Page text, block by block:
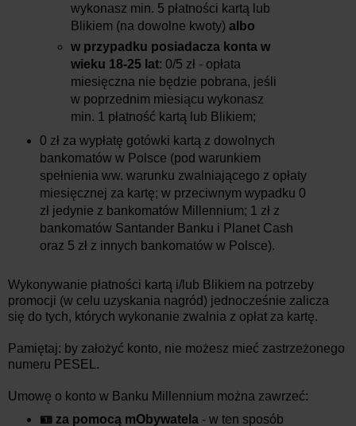
wykonasz min. 5 płatności kartą lub
Blikiem (na dowolne kwoty)albo
w przypadku posiadacza konta w
wieku 18-25 lat: 0/5 zł - opłata
miesięczna nie będzie pobrana, jeśli
w poprzednim miesiącu wykonasz
min. 1 płatność kartą lub Blikiem;
0 zł za wypłatę gotówki kartą z dowolnych
bankomatów w Polsce (pod warunkiem
spełnienia ww. warunku zwalniającego z opłaty
miesięcznej za kartę; w przeciwnym wypadku 0
zł jedynie z bankomatów Millennium; 1 zł z
bankomatów Santander Banku i Planet Cash
oraz 5 zł z innych bankomatów w Polsce).
Wykonywanie płatności kartą i/lub Blikiem na potrzeby
promocji (w celu uzyskania nagród) jednocześnie zalicza
się do tych, których wykonanie zwalnia z opłat za kartę.
Pamiętaj: by założyć konto, nie możesz mieć zastrzeżonego
numeru PESEL.
Umowę o konto w Banku Millennium można zawrzeć:
🪪 za pomocą mObywatela - w ten sposób